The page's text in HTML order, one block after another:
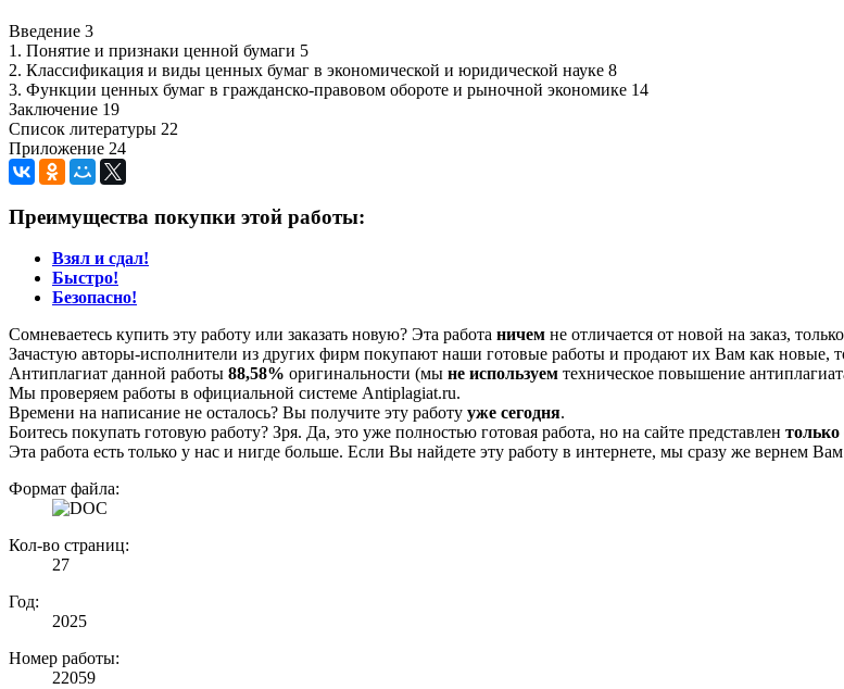
Введение 3
1. Понятие и признаки ценной бумаги 5
2. Классификация и виды ценных бумаг в экономической и юридической науке 8
3. Функции ценных бумаг в гражданско-правовом обороте и рыночной экономике 14
Заключение 19
Список литературы 22
Приложение 24
Преимущества покупки этой работы:
Взял и сдал!
Быстро!
Безопасно!
Сомневаетесь купить эту работу или заказать новую? Эта работа ничем не отличается от новой на заказ,
Зачастую авторы-исполнители из других фирм покупают наши готовые работы и продают их Вам как новые,
Антиплагиат данной работы 88,58% оригинальности (мы не используем техническое повышение
Мы проверяем работы в официальной системе Аntiplagiat.ru.
Времени на написание не осталось? Вы получите эту работу уже сегодня.
Боитесь покупать готовую работу? Зря. Да, это уже полностью готовая работа, но на сайте представлен только
Эта работа есть только у нас и нигде больше. Если Вы найдете эту работу в интернете, мы сразу же вернем Вам
Формат файла:
Кол-во страниц:
27
Год:
2025
Номер работы:
22059